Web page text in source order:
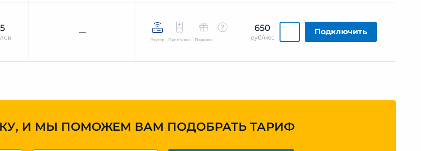
—
Роутер Приставка Подарок
650
руб/мес
Подключить
И МЫ ПОМОЖЕМ ВАМ ПОДОБРАТЬ ТАРИФ